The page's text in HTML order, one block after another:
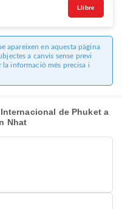
Llibre
apareixen en aquesta pàgina
a canvis sense previ
la informació més precisa i
de Phuket a
Nhat